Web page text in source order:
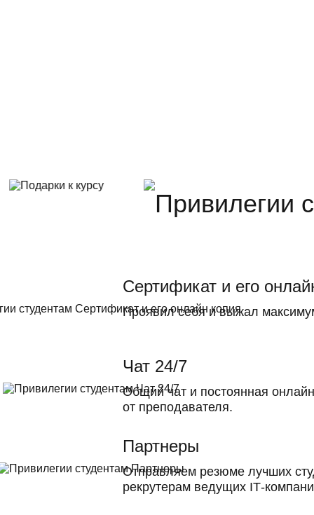
Сертификат и его
Проявил себя и выжал
Чат 24/7
Общий чат и постоянная
от преподавателя.
Партнеры
Отправляем резюме лучших
рекрутерам ведущих ІТ-